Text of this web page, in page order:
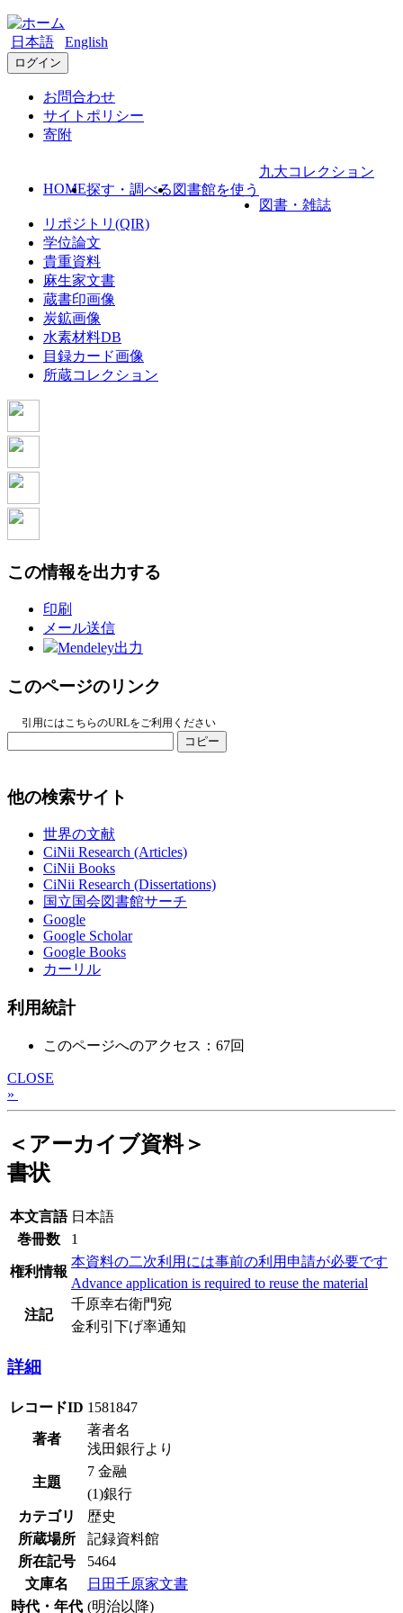
日本語 English
ログイン
お問合わせ
サイトポリシー
寄附
HOME探す・調べる 図書館を使う
九大コレクション
図書・雑誌
リポジトリ(QIR)
学位論文
貴重資料
麻生家文書
蔵書印画像
炭鉱画像
水素材料DB
目録カード画像
所蔵コレクション
この情報を出力する
印刷
メール送信
Mendeley出力
このページのリンク
引用にはこちらのURLをご利用ください
コピー
他の検索サイト
世界の文献
CiNii Research (Articles)
CiNii Books
CiNii Research (Dissertations)
国立国会図書館サーチ
Google
Google Scholar
Google Books
カーリル
利用統計
このページへのアクセス：67回
CLOSE
»
＜アーカイブ資料＞
書状
本文言語 日本語
巻冊数
1
権利情報
本資料の二次利用には事前の利用申請が必要です
Advance application is required to reuse the material
注記
千原幸右衛門宛
金利引下げ率通知
詳細
レコードID 1581847
著者
著者名
浅田銀行より
主題
7 金融
(1)銀行
カテゴリ
歴史
所蔵場所
記録資料館
所在記号
5464
文庫名
日田千原家文書
時代・年代 (明治以降)